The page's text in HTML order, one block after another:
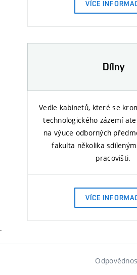
VÍCE
Dílny
Vedle kabinetů, které se
technologického zázemí
na výuce odborných
fakulta několika
pracovišti.
VÍCE
.